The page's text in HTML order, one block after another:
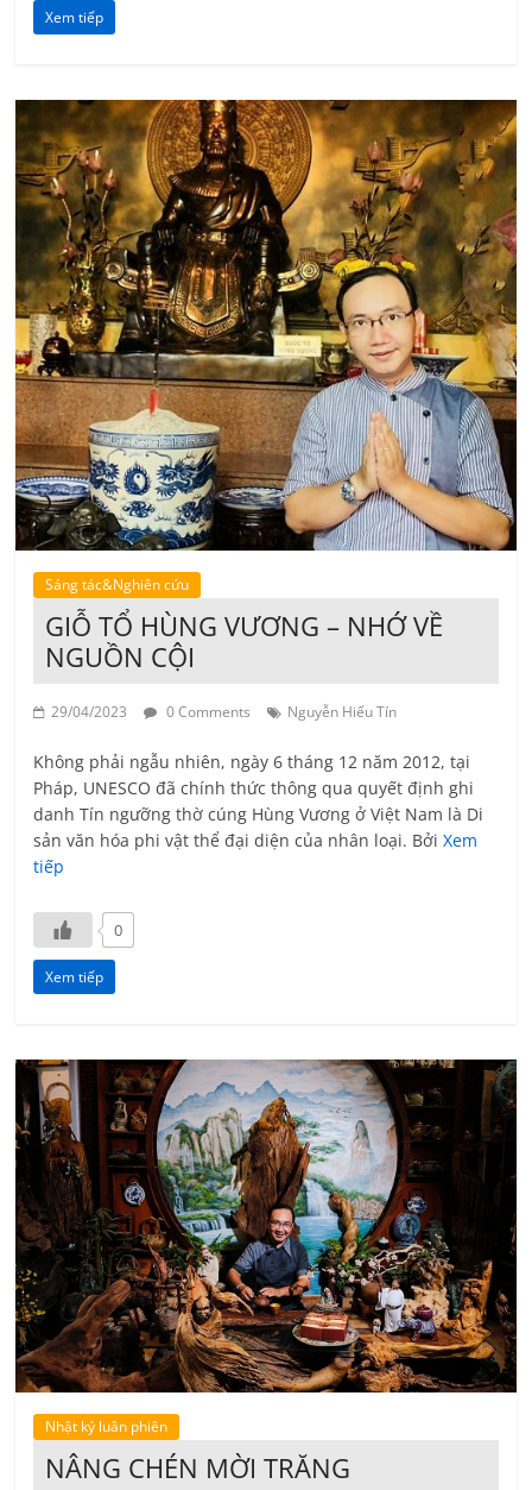
Xem tiếp
Sáng tác&Nghiên cứu
GIỖ TỔ HÙNG VƯƠNG – NHỚ VỀ
NGUỒN CỘI
29/04/2023 0 Comments Nguyễn Hiếu Tín
Không phải ngẫu nhiên, ngày 6 tháng 12 năm 2012, tại
Pháp, UNESCO đã chính thức thông qua quyết định ghi
danh Tín ngưỡng thờ cúng Hùng Vương ở Việt Nam là Di
sản văn hóa phi vật thể đại diện của nhân loại. BởiXem
tiếp
0
Xem tiếp
Nhật ký luân phiên
NÂNG CHÉN MỜI TRĂNG